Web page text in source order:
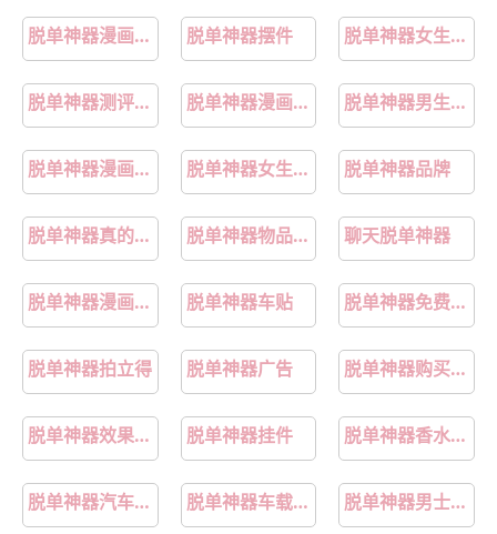
脱单神器漫画最新话 脱单神器摆件 脱单神器女生穿搭
脱单神器测评男生穿搭 脱单神器漫画免费 脱单神器男生穿搭
脱单神器漫画下拉式 脱单神器女生穿搭推荐 脱单神器品牌
脱单神器真的假的 脱单神器物品背包 聊天脱单神器
脱单神器漫画在线阅读土豪 脱单神器车贴 脱单神器免费读漫画下拉式
脱单神器拍立得 脱单神器广告 脱单神器购买攻略
脱单神器效果如何 脱单神器挂件 脱单神器香水推荐
脱单神器汽车贴纸 脱单神器车载贴纸 脱单神器男士香水